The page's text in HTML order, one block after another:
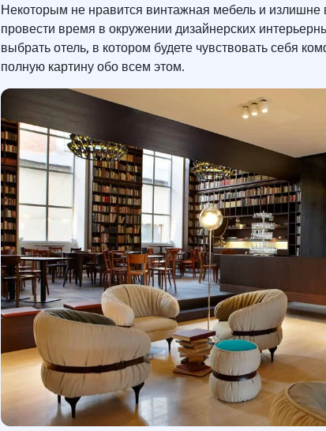
Некоторым не нравится винтажная мебель и излишне
провести время в окружении дизайнерских
выбрать отель, в котором будете чувствовать себя
полную картину обо всем этом.